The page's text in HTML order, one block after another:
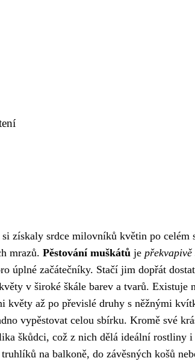
získaly srdce milovníků květin po celém
mrazů. Pěstování muškátů je překvapivě
úplné začátečníky. Stačí jim dopřát
v široké škále barev a tvarů. Existuje
až po převislé druhy s něžnými
vypěstovat celou sbírku. Kromě své
škůdci, což z nich dělá ideální rostliny
na balkoně, do závěsných košů